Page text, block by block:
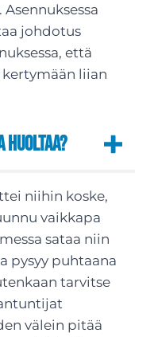
johdotus
että
kertymään liian
huoltaa?
niihin koske,
vaikkapa
sataa niin
pysyy puhtaana
tarvitse
välein pitää